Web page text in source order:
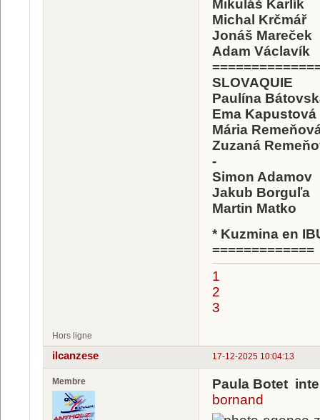
Mikuláš Karlík
Michal Krčmář
Jonáš Mareček
Adam Václavík
SLOVAQUIE
Paulína
Ema Kapustová
Mária
Zuzaná
-
Simon Adamov
Jakub Borguľa
Martin Matko
* Kuzmina en
=============
1
2
3
Hors ligne
17-12-2025 10:04:13
ilcanzese
Membre
Paula Botet
bornand